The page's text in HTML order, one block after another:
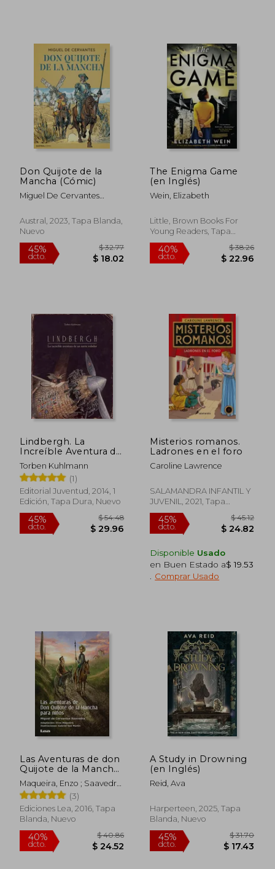
$ 12.86
45%
dcto.
Don Quijote de la
Mancha (Cómic)
Miguel De Cervantes
Austral, 2023, Tapa Blanda,
Nuevo
$ 32.77
The Enigma Game
(en Inglés)
Wein, Elizabeth
Little, Brown Books For
Young Readers, Tapa
Blanda, Nuevo
Lindbergh. La
Increíble Aventura de
un Ratón Volador
(Albumes Ilustrados)
Torben Kuhlmann
(1)
Editorial Juventud, 2014, 1
Edición, Tapa Dura, Nuevo
45%
dcto. $ 29.96
Misterios romanos.
Ladrones en el foro
Caroline Lawrence
SALAMANDRA INFANTIL Y
JUVENIL, 2021, Tapa
Blanda, Nuevo
45%
dcto.
Disponible Usado
en Buen Estado a$ 19.53
Comprar Usado
Las Aventuras de don
Quijote de la Mancha
Para Niños
Maqueira, Enzo ; Saavedra,
Miguel De Cervantes
(3)
Ediciones Lea, 2016, Tapa
Blanda, Nuevo
A Study in Drowning
(en Inglés)
Reid, Ava
Harperteen, 2025, Tapa
Blanda, Nuevo